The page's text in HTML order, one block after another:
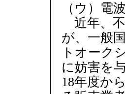
（ウ）電
近年、
が、一般
トオーク
に妨害を
18年度か